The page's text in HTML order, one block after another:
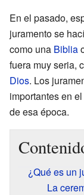
En el pasado,
juramento se
como una Biblia
fuera muy seria,
Dios. Los
importantes en el
de esa época.
¿Qué es un
La